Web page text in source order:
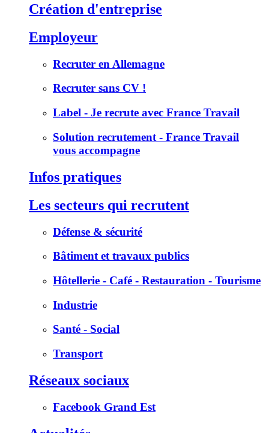
Création d'entreprise
Employeur
Recruter en Allemagne
Recruter sans CV !
Label - Je recrute avec France Travail
Solution recrutement - France Travail
vous accompagne
Infos pratiques
Les secteurs qui recrutent
Défense & sécurité
Bâtiment et travaux publics
Hôtellerie - Café - Restauration - Tourisme
Industrie
Santé - Social
Transport
Réseaux sociaux
Facebook Grand Est